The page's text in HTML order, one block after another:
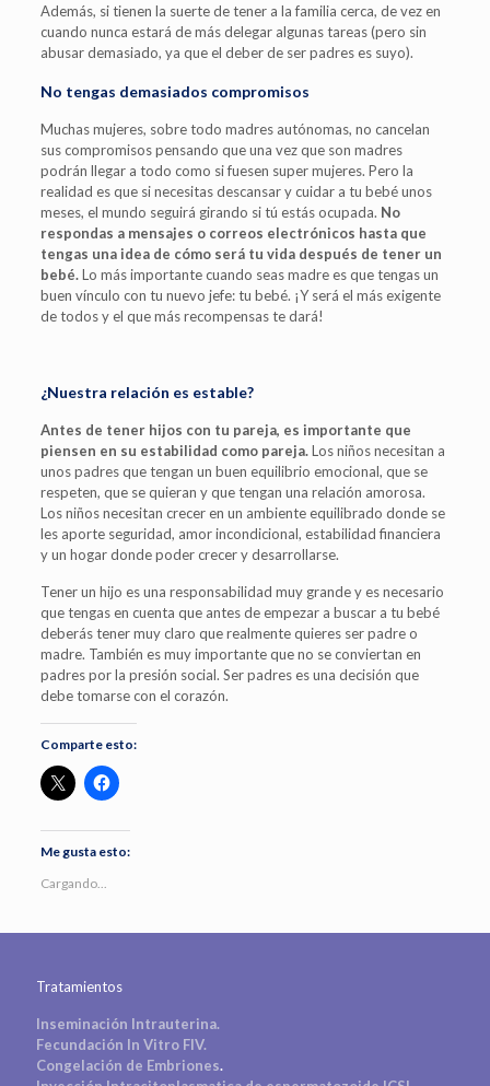
Además, si tienen la suerte de tener a la familia cerca, de vez en
cuando nunca estará de más delegar algunas tareas (pero sin
abusar demasiado, ya que el deber de ser padres es suyo).
No tengas demasiados compromisos
Muchas mujeres, sobre todo madres autónomas, no cancelan
sus compromisos pensando que una vez que son madres
podrán llegar a todo como si fuesen super mujeres. Pero la
realidad es que si necesitas descansar y cuidar a tu bebé unos
meses, el mundo seguirá girando si tú estás ocupada. No
respondas a mensajes o correos electrónicos hasta que
tengas una idea de cómo será tu vida después de tener un
bebé.Lo más importante cuando seas madre es que tengas un
buen vínculo con tu nuevo jefe: tu bebé. ¡Y será el más exigente
de todos y el que más recompensas te dará!
¿Nuestra relación es estable?
Antes de tener hijos con tu pareja, es importante que
piensen en su estabilidad como pareja.Los niños necesitan a
unos padres que tengan un buen equilibrio emocional, que se
respeten, que se quieran y que tengan una relación amorosa.
Los niños necesitan crecer en un ambiente equilibrado donde se
les aporte seguridad, amor incondicional, estabilidad financiera
y un hogar donde poder crecer y desarrollarse.
Tener un hijo es una responsabilidad muy grande y es necesario
que tengas en cuenta que antes de empezar a buscar a tu bebé
deberás tener muy claro que realmente quieres ser padre o
madre. También es muy importante que no se conviertan en
padres por la presión social. Ser padres es una decisión que
debe tomarse con el corazón.
Comparte esto:
Me gusta esto:
Cargando...
Tratamientos
Inseminación Intrauterina.
Fecundación In Vitro FIV.
Congelación de Embriones.